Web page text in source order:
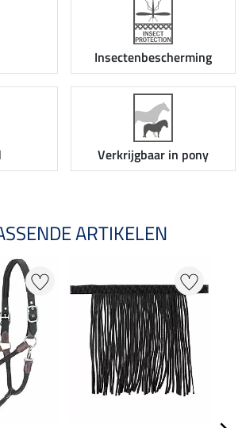
Insectenbescherming
Verkrijgbaar in pony
ARTIKELEN